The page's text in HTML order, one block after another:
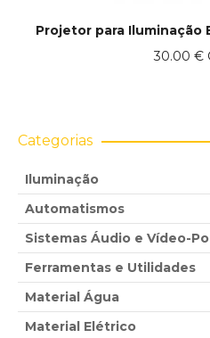
Projetor para Iluminação
30.00 €
Categorias
Iluminação
Automatismos
Sistemas Áudio e Vídeo-
Ferramentas e Utilidades
Material Água
Material Elétrico